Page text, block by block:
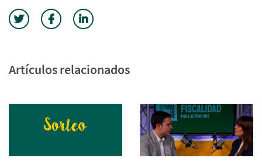
Artículos relacionados